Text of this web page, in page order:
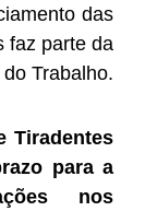
das
faz parte da
Trabalho.
Tiradentes
para a
nos